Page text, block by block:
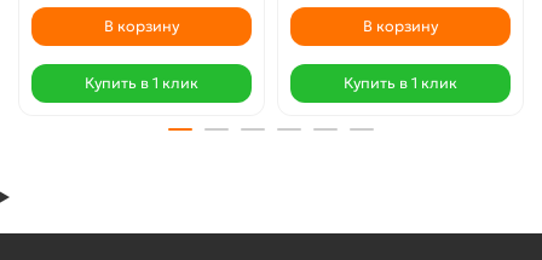
В корзину
Купить в 1 клик
В корзину
Купить в 1 клик